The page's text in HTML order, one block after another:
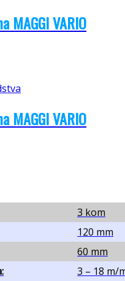
MAGGI VARIO
MAGGI VARIO
3 kom
120 mm
60 mm
3 – 18 m/